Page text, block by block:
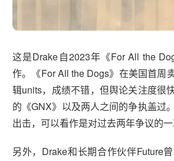
这是Drake自2023年《For All the
作。《For All the Dogs》在美国首周
辑units，成绩不错，但舆论关注度很
的《GNX》以及两人之间的争执盖过
出击，可以看作是对过去两年争议的一
另外，Drake和长期合作伙伴Future